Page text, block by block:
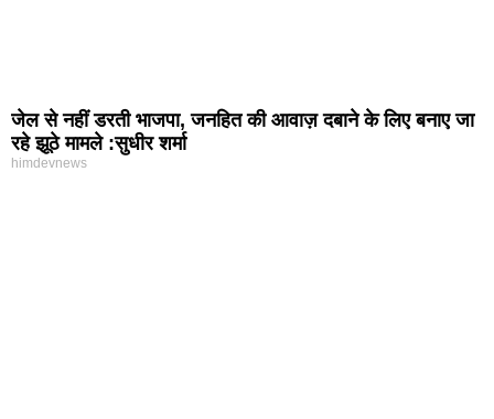
जेल से नहीं डरती भाजपा, जनहित की आवाज़ दबाने के लिए बनाए जा
रहे झूठे मामले :सुधीर शर्मा
himdevnews